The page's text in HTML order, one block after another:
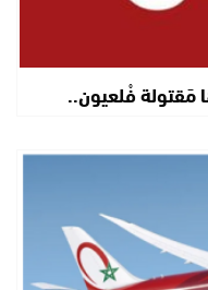
مَقتولة فْلعيون..